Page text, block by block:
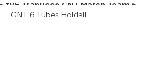
туб Trabucco GNT Match Team 6...
GNT 6 Tubes Holdall